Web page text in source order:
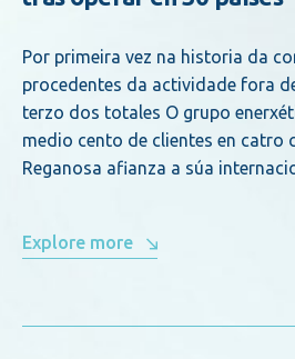
Por primeira vez na historia da
procedentes da actividade fora
terzo dos totales O grupo
medio cento de clientes en catro
Reganosa afianza a súa
Explore more